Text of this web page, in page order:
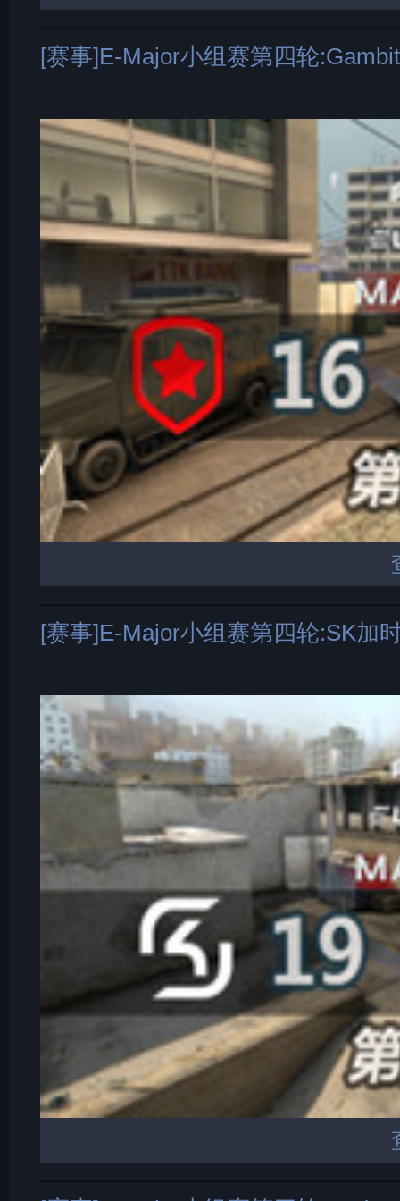
[赛事]E-Major小组赛第四轮
[赛事]E-Major小组赛第四轮:SK加